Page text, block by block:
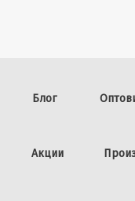
Блог
Акции